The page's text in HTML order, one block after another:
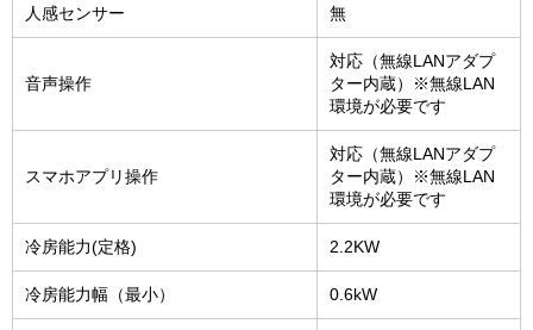
人感センサー 無
音声操作
対応（無線LANアダプ
ター内蔵）※無線LAN
環境が必要です
スマホアプリ操作
対応（無線LANアダプ
ター内蔵）※無線LAN
環境が必要です
冷房能力(定格) 2.2KW
冷房能力幅（最小） 0.6kW